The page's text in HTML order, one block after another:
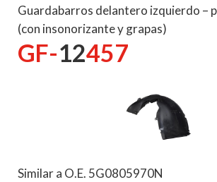
Guardabarros delantero izquierdo –
(con insonorizante y grapas)
GF-12457
Similar a O.E. 5G0805970N